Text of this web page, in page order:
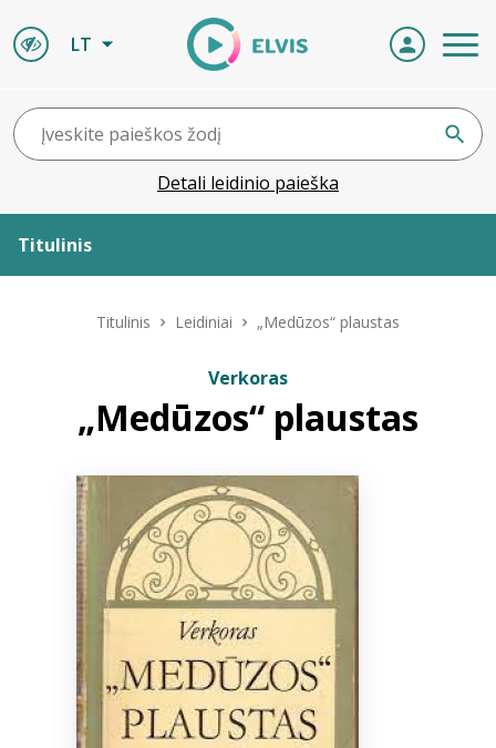
LT
Detali leidinio paieška
Titulinis
ELVIS atvyksta
Naujienos
Bibliotekoms
Titulinis Leidiniai „Medūzos“ plaustas
Verkoras
„Medūzos“ plaustas